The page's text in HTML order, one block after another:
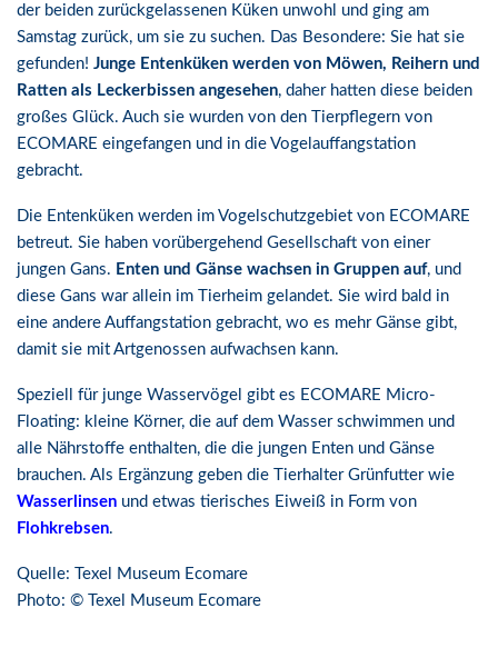
der beiden zurückgelassenen Küken unwohl und ging am
Samstag zurück, um sie zu suchen. Das Besondere: Sie hat sie
gefunden! Junge Entenküken werden von Möwen, Reihern und
Ratten als Leckerbissen angesehen, daher hatten diese beiden
großes Glück. Auch sie wurden von den Tierpflegern von
ECOMARE eingefangen und in die Vogelauffangstation
gebracht.
Die Entenküken werden im Vogelschutzgebiet von ECOMARE
betreut. Sie haben vorübergehend Gesellschaft von einer
jungen Gans. Enten und Gänse wachsen in Gruppen auf, und
diese Gans war allein im Tierheim gelandet. Sie wird bald in
eine andere Auffangstation gebracht, wo es mehr Gänse gibt,
damit sie mit Artgenossen aufwachsen kann.
Speziell für junge Wasservögel gibt es ECOMARE Micro-
Floating: kleine Körner, die auf dem Wasser schwimmen und
alle Nährstoffe enthalten, die die jungen Enten und Gänse
brauchen. Als Ergänzung geben die Tierhalter Grünfutter wie
Wasserlinsen und etwas tierisches Eiweiß in Form von
Flohkrebsen.
Quelle: Texel Museum Ecomare
Photo: © Texel Museum Ecomare